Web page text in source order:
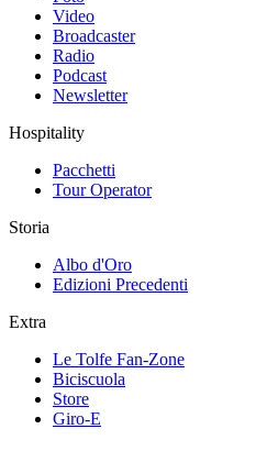
Video
Broadcaster
Radio
Podcast
Newsletter
Hospitality
Pacchetti
Tour Operator
Storia
Albo d'Oro
Edizioni Precedenti
Extra
Le Tolfe Fan-Zone
Biciscuola
Store
Giro-E